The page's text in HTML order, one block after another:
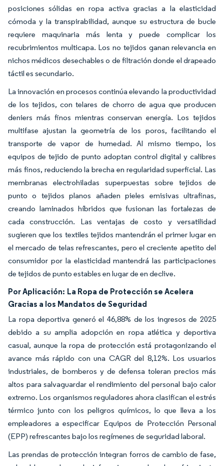
posiciones sólidas en ropa activa gracias a la elasticidad
cómoda y la transpirabilidad, aunque su estructura de bucle
requiere maquinaria más lenta y puede complicar los
recubrimientos multicapa. Los no tejidos ganan relevancia en
nichos médicos desechables o de filtración donde el drapeado
táctil es secundario.
La innovación en procesos continúa elevando la productividad
de los tejidos, con telares de chorro de agua que producen
deniers más finos mientras conservan energía. Los tejidos
multifase ajustan la geometría de los poros, facilitando el
transporte de vapor de humedad. Al mismo tiempo, los
equipos de tejido de punto adoptan control digital y calibres
más finos, reduciendo la brecha en regularidad superficial. Las
membranas electrohiladas superpuestas sobre tejidos de
punto o tejidos planos añaden pieles emisivas ultrafinas,
creando laminados híbridos que fusionan las fortalezas de
cada construcción. Las ventajas de costo y versatilidad
sugieren que los textiles tejidos mantendrán el primer lugar en
el mercado de telas refrescantes, pero el creciente apetito del
consumidor por la elasticidad mantendrá las participaciones
de tejidos de punto estables en lugar de en declive.
Por Aplicación: La Ropa de Protección se Acelera
Gracias a los Mandatos de Seguridad
La ropa deportiva generó el 46,88% de los ingresos de 2025
debido a su amplia adopción en ropa atlética y deportiva
casual, aunque la ropa de protección está protagonizando el
avance más rápido con una CAGR del 8,12%. Los usuarios
industriales, de bomberos y de defensa toleran precios más
altos para salvaguardar el rendimiento del personal bajo calor
extremo. Los organismos reguladores ahora clasifican el estrés
térmico junto con los peligros químicos, lo que lleva a los
empleadores a especificar Equipos de Protección Personal
(EPP) refrescantes bajo los regímenes de seguridad laboral.
Las prendas de protección integran forros de cambio de fase,